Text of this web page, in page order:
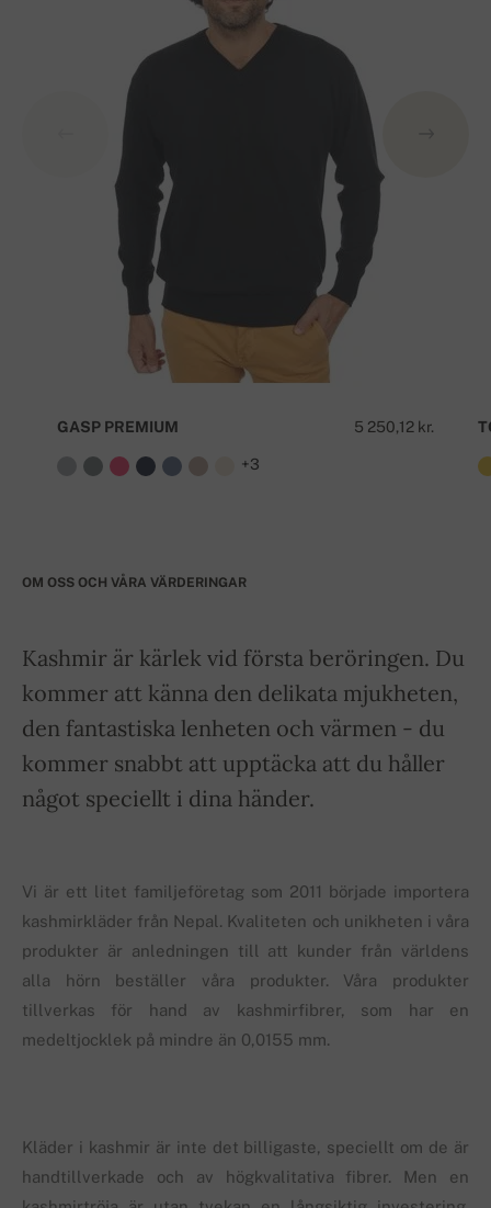
5 250,12 kr.
GASP PREMIUM
+3
OM OSS OCH VÅRA VÄRDERINGAR
Kashmir är kärlek vid första beröringen. Du
kommer att känna den delikata mjukheten,
den fantastiska lenheten och värmen - du
kommer snabbt att upptäcka att du håller
något speciellt i dina händer.
Vi är ett litet familjeföretag som 2011 började importera
kashmirkläder från Nepal. Kvaliteten och unikheten i våra
produkter är anledningen till att kunder från världens
alla hörn beställer våra produkter. Våra produkter
tillverkas för hand av kashmirfibrer, som har en
medeltjocklek på mindre än 0,0155 mm.
Kläder i kashmir är inte det billigaste, speciellt om de är
handtillverkade och av högkvalitativa fibrer. Men en